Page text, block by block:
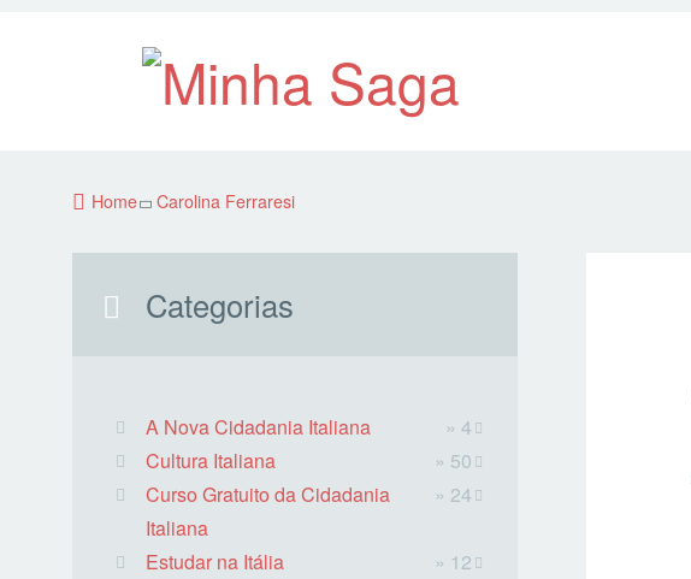
Home Carolina Ferraresi
Categorias
A Nova Cidadania Italiana
» 4
Cultura Italiana
» 50
Curso Gratuito da Cidadania
Italiana
» 24
Estudar na Itália
» 12